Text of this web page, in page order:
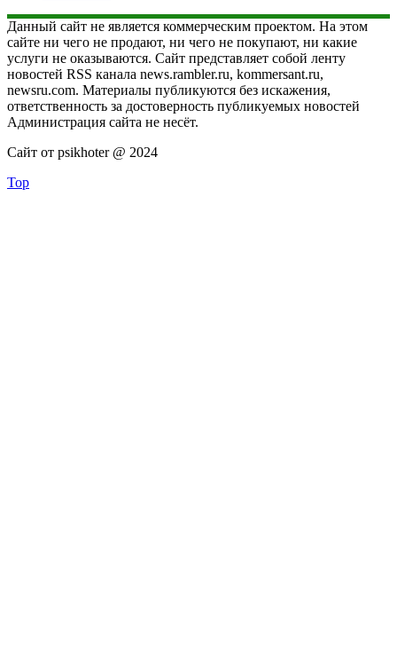
Данный сайт не является коммерческим проектом. На этом
сайте ни чего не продают, ни чего не покупают, ни какие
услуги не оказываются. Сайт представляет собой ленту
новостей RSS канала news.rambler.ru, kommersant.ru,
newsru.com. Материалы публикуются без искажения,
ответственность за достоверность публикуемых новостей
Администрация сайта не несёт.
Сайт от psikhoter @ 2024
Top